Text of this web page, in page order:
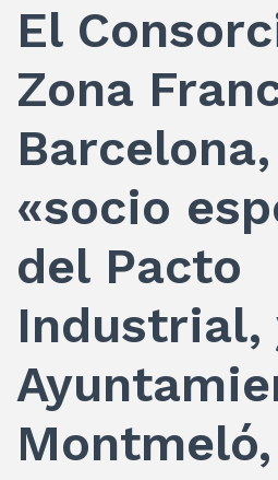
El
Zona
«socio
del Pacto
Industrial,